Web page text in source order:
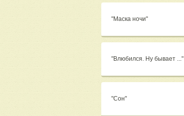
"Маска ночи"
"Влюбился. Ну бывает ..."
"Сон"